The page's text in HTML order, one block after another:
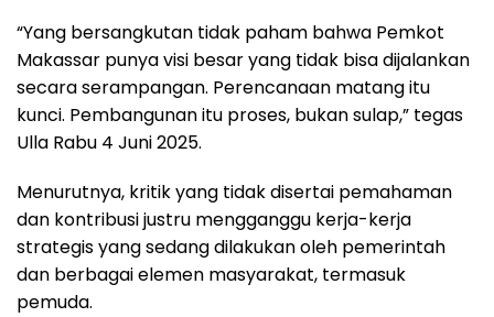
“Yang bersangkutan tidak paham bahwa Pemkot
Makassar punya visi besar yang tidak bisa dijalankan
secara serampangan. Perencanaan matang itu
kunci. Pembangunan itu proses, bukan sulap,” tegas
Ulla Rabu 4 Juni 2025.
Menurutnya, kritik yang tidak disertai pemahaman
dan kontribusi justru mengganggu kerja-kerja
strategis yang sedang dilakukan oleh pemerintah
dan berbagai elemen masyarakat, termasuk
pemuda.